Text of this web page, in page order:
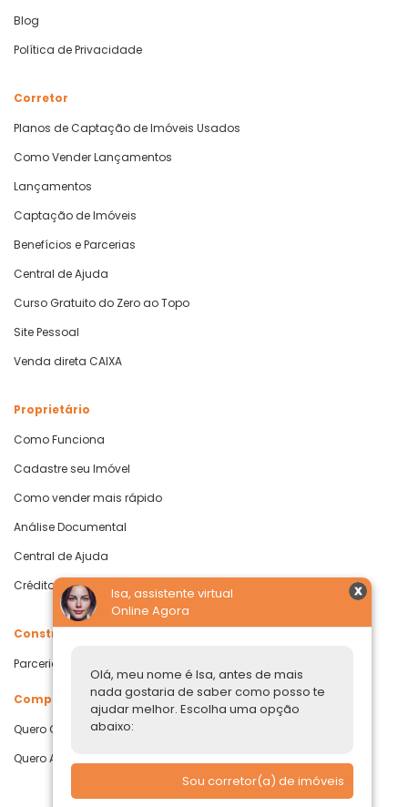
Isa, assistente virtual
Online Agora
Olá, meu nome é Isa, antes de mais
nada gostaria de saber como posso te
ajudar melhor. Escolha uma opção
abaixo:
Sou corretor(a) de imóveis
Blog
Política de Privacidade
Corretor
Planos de Captação de Imóveis Usados
Como Vender Lançamentos
Lançamentos
Captação de Imóveis
Benefícios e Parcerias
Central de Ajuda
Curso Gratuito do Zero ao Topo
Site Pessoal
Venda direta CAIXA
Proprietário
Como Funciona
Cadastre seu Imóvel
Como vender mais rápido
Análise Documental
Central de Ajuda
Crédito com Garantia de Imóvel
Construtoras
Parcerias Imobiliárias
Comprar ou alugar
Quero Comprar
Quero Alugar